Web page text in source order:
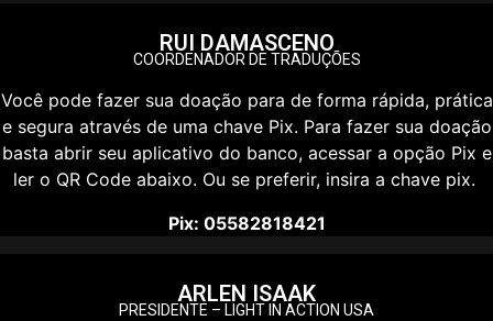
RUI DAMASCENO
COORDENADOR DE TRADUÇÕES
Você pode fazer sua doação para de forma rápida, prática
e segura através de uma chave Pix. Para fazer sua doação
basta abrir seu aplicativo do banco, acessar a opção Pix e
ler o QR Code abaixo. Ou se preferir, insira a chave pix.
Pix: 05582818421
ARLEN ISAAK
PRESIDENTE – LIGHT IN ACTION USA